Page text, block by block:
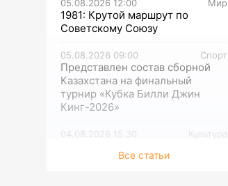
05.08.2026 12:00 Мир
1981: Крутой маршрут по
Советскому Союзу
05.08.2026 09:00 Спорт
Представлен состав сборной
Казахстана на финальный
турнир «Кубка Билли Джин
Кинг-2026»
04.08.2026 15:30 Культура
искусств открылась выставка к
Все статьи